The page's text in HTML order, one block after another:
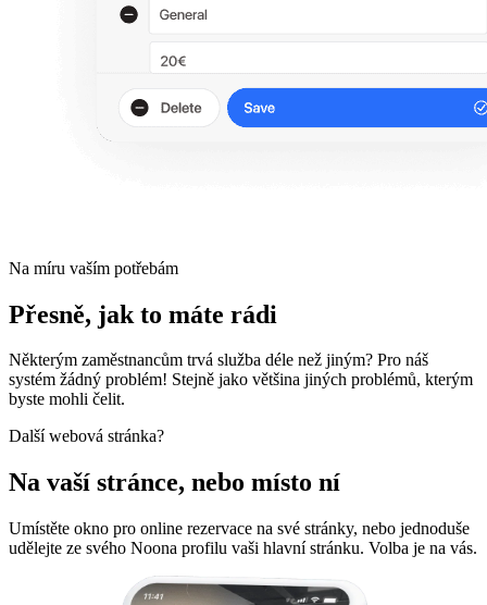
Na míru vaším potřebám
Přesně, jak to máte rádi
Některým zaměstnancům trvá služba déle než jiným? Pro náš
systém žádný problém! Stejně jako většina jiných problémů, kterým
byste mohli čelit.
Další webová stránka?
Na vaší stránce, nebo místo ní
Umístěte okno pro online rezervace na své stránky, nebo jednoduše
udělejte ze svého Noona profilu vaši hlavní stránku. Volba je na vás.